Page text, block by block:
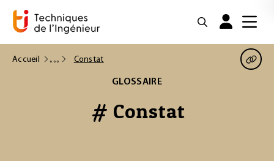
Accueil Constat
GLOSSAIRE
# Constat